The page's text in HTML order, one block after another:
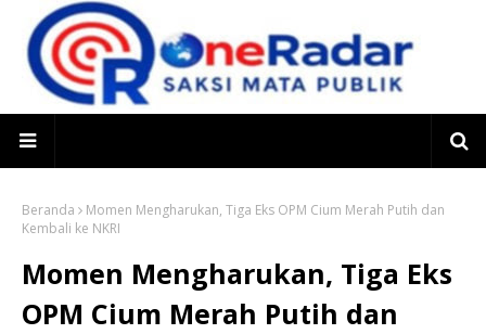
Beranda
Momen Mengharukan, Tiga Eks OPM Cium Merah Putih dan
Kembali ke NKRI
Momen Mengharukan, Tiga Eks
OPM Cium Merah Putih dan